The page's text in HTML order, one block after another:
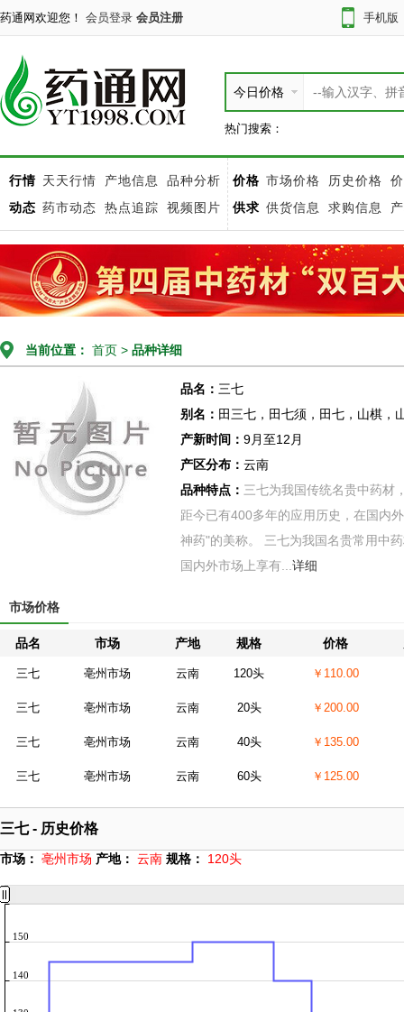
药通网欢迎您！ 会员登录 会员注册 手机版
今日价格
热门搜索：
行情 天天行情 产地信息
品种分析
动态 药市动态 热点追踪 视频图片
价格 市场价格 历史价格
供求 供货信息 求购信息
当前位置： 首页 > 品种详细
品名： 三七
别名： 田三七，田七须，田七，山棋，
产新时间： 9月至12月
产区分布： 云南
品种特点： 三七为我国传统名贵中药材
距今已有400多年的应用历史，在国内
神药"的美称。 三七为我国名贵常用中
国内外市场上享有... 详细
市场价格
品名 市场 产地 规格 价格
三七 亳州市场 云南 120头 ￥110.00
三七 亳州市场 云南 20头 ￥200.00
三七 亳州市场 云南 40头 ￥135.00
三七 亳州市场 云南 60头 ￥125.00
三七 - 历史价格
市场： 亳州市场 产地： 云南 规格： 120头
140
150